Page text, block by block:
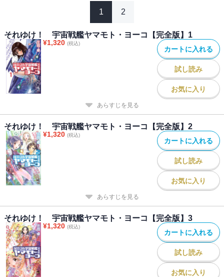
1 2
それゆけ！ 宇宙戦艦ヤマモト・ヨーコ【完全版】1
¥1,320 (税込)
カートに入れる
試し読み
お気に入り
あらすじを見る
それゆけ！ 宇宙戦艦ヤマモト・ヨーコ【完全版】2
¥1,320 (税込)
カートに入れる
試し読み
お気に入り
あらすじを見る
それゆけ！ 宇宙戦艦ヤマモト・ヨーコ【完全版】3
¥1,320 (税込)
カートに入れる
試し読み
お気に入り